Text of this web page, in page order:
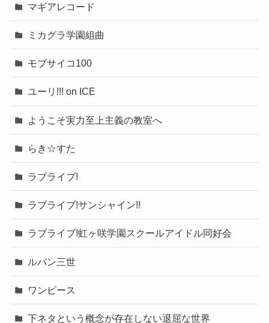
マギアレコード
ミカグラ学園組曲
モブサイコ100
ユーリ!!! on ICE
ようこそ実力至上主義の教室へ
らき☆すた
ラブライブ!
ラブライブ!サンシャイン!!
ラブライブ!虹ヶ咲学園スクールアイドル同好会
ルパン三世
ワンピース
下ネタという概念が存在しない退屈な世界